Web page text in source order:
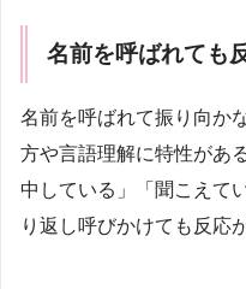
名前を呼ばれても
名前を呼ばれて振り向か
方や言語理解に特性があ
中している」「聞こえて
り返し呼びかけても反応